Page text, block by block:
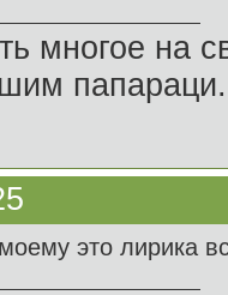
многое на
папараци.
это лирика